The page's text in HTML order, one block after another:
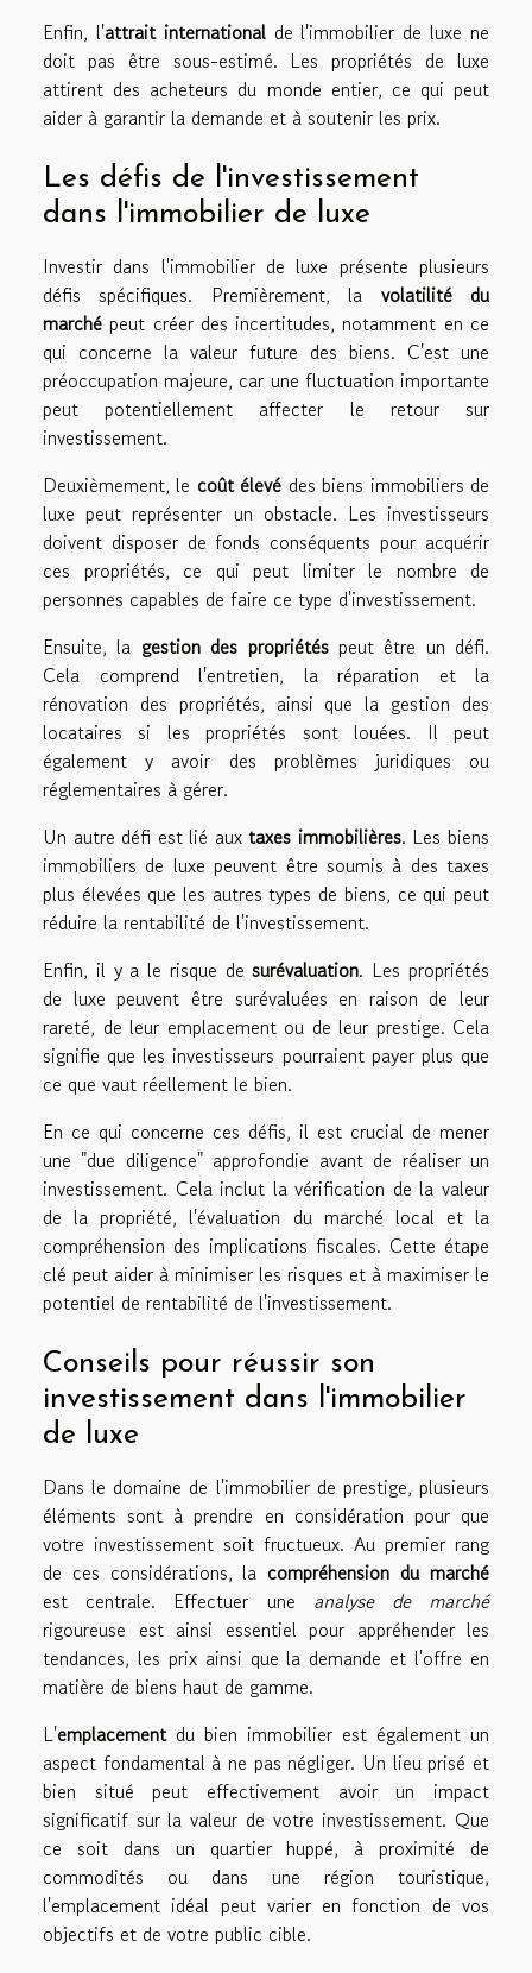
Enfin, l'attrait internationalde l'immobilier de luxe ne
doit pas être sous-estimé. Les propriétés de luxe
attirent des acheteurs du monde entier, ce qui peut
aider à garantir la demande et à soutenir les prix.
Les défis de l'investissement
dans l'immobilier de luxe
Investir dans l'immobilier de luxe présente plusieurs
défis spécifiques. Premièrement, la volatilité du
marché peut créer des incertitudes, notamment en ce
qui concerne la valeur future des biens. C'est une
préoccupation majeure, car une fluctuation importante
peut potentiellement affecter le retour sur
investissement.
Deuxièmement, le coût élevé des biens immobiliers de
luxe peut représenter un obstacle. Les investisseurs
doivent disposer de fonds conséquents pour acquérir
ces propriétés, ce qui peut limiter le nombre de
personnes capables de faire ce type d'investissement.
Ensuite, la gestion des propriétéspeut être un défi.
Cela comprend l'entretien, la réparation et la
rénovation des propriétés, ainsi que la gestion des
locataires si les propriétés sont louées. Il peut
également y avoir des problèmes juridiques ou
réglementaires à gérer.
Un autre défi est lié auxtaxes immobilières. Les biens
immobiliers de luxe peuvent être soumis à des taxes
plus élevées que les autres types de biens, ce qui peut
réduire la rentabilité de l'investissement.
Enfin, il y a le risque desurévaluation. Les propriétés
de luxe peuvent être surévaluées en raison de leur
rareté, de leur emplacement ou de leur prestige. Cela
signifie que les investisseurs pourraient payer plus que
ce que vaut réellement le bien.
En ce qui concerne ces défis, il est crucial de mener
une "due diligence" approfondie avant de réaliser un
investissement. Cela inclut la vérification de la valeur
de la propriété, l'évaluation du marché local et la
compréhension des implications fiscales. Cette étape
clé peut aider à minimiser les risques et à maximiser le
potentiel de rentabilité de l'investissement.
Conseils pour réussir son
investissement dans l'immobilier
de luxe
Dans le domaine de l'immobilier de prestige, plusieurs
éléments sont à prendre en considération pour que
votre investissement soit fructueux. Au premier rang
de ces considérations, la compréhension du marché
est centrale. Effectuer une analyse de marché
rigoureuse est ainsi essentiel pour appréhender les
tendances, les prix ainsi que la demande et l'offre en
matière de biens haut de gamme.
L'emplacementdu bien immobilier est également un
aspect fondamental à ne pas négliger. Un lieu prisé et
bien situé peut effectivement avoir un impact
significatif sur la valeur de votre investissement. Que
ce soit dans un quartier huppé, à proximité de
commodités ou dans une région touristique,
l'emplacement idéal peut varier en fonction de vos
objectifs et de votre public cible.